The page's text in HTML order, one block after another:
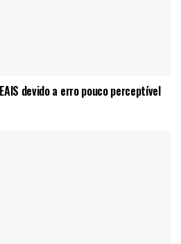
devido a erro pouco perceptível